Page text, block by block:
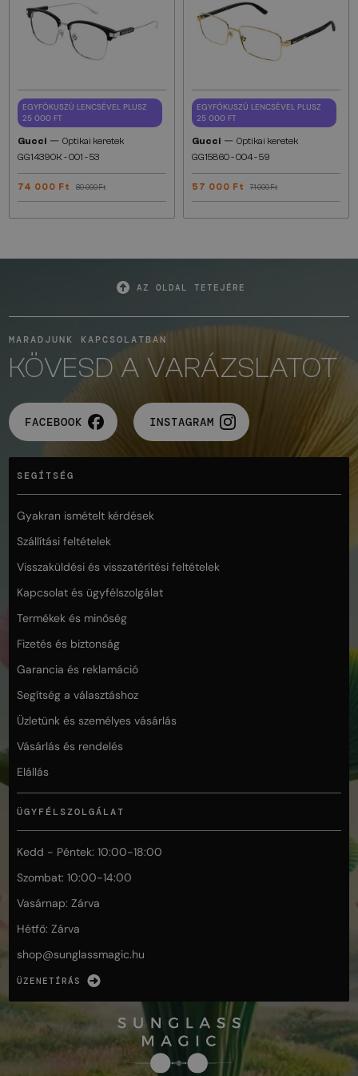
EGYFÓKUSZÚ LENCSÉVEL PLUSZ
25 000 FT
Gucci — Optikai keretek
GG1439OK - 001 - 53
74 000 Ft 89 000 Ft
EGYFÓKUSZÚ LENCSÉVEL PLUSZ
25 000 FT
Gucci — Optikai keretek
GG1586O - 004 - 59
57 000 Ft 71 000 Ft
AZ OLDAL TETEJÉRE
MARADJUNK KAPCSOLATBAN
KÖVESD A VARÁZSLATOT
FACEBOOK INSTAGRAM
SEGÍTSÉG
Gyakran ismételt kérdések
Szállítási feltételek
Visszaküldési és visszatérítési feltételek
Kapcsolat és ügyfélszolgálat
Termékek és minőség
Fizetés és biztonság
Garancia és reklamáció
Segítség a választáshoz
Üzletünk és személyes vásárlás
Vásárlás és rendelés
Elállás
ÜGYFÉLSZOLGÁLAT
Kedd - Péntek: 10:00-18:00
Szombat: 10:00-14:00
Vasárnap: Zárva
Hétfő: Zárva
shop@sunglassmagic.hu
ÜZENETÍRÁS